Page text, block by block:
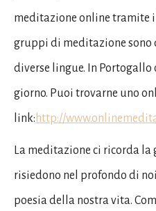
meditazione online tramite il
gruppi di meditazione
diverse lingue. In Portogallo
giorno. Puoi trovarne uno
link: http://
La meditazione ci ricorda la
risiedono nel profondo di
poesia della nostra vita.